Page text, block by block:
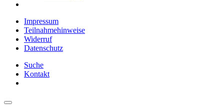
Impressum
Teilnahmehinweise
Widerruf
Datenschutz
Suche
Kontakt